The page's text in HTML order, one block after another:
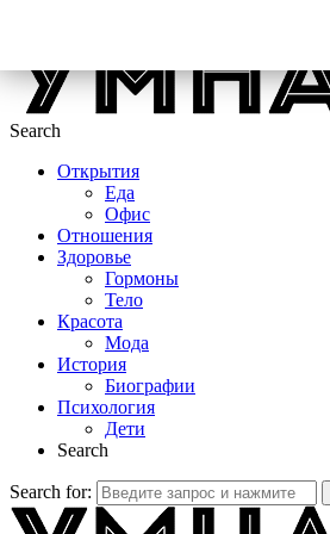
Search
Открытия
Еда
Офис
Отношения
Здоровье
Гормоны
Тело
Красота
Мода
История
Биографии
Психология
Дети
Search
Search for: